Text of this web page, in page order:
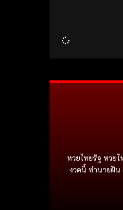
หวยไทยรัฐ หวย
งวดนี้ ทำนายฝัน